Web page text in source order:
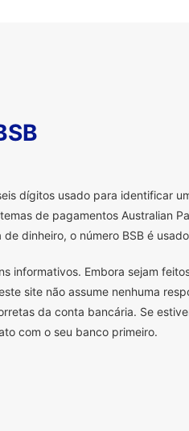
dígitos usado para identificar
de pagamentos Australian
dinheiro, o número BSB é
informativos. Embora sejam
site não assume nenhuma
da conta bancária. Se
com o seu banco primeiro.